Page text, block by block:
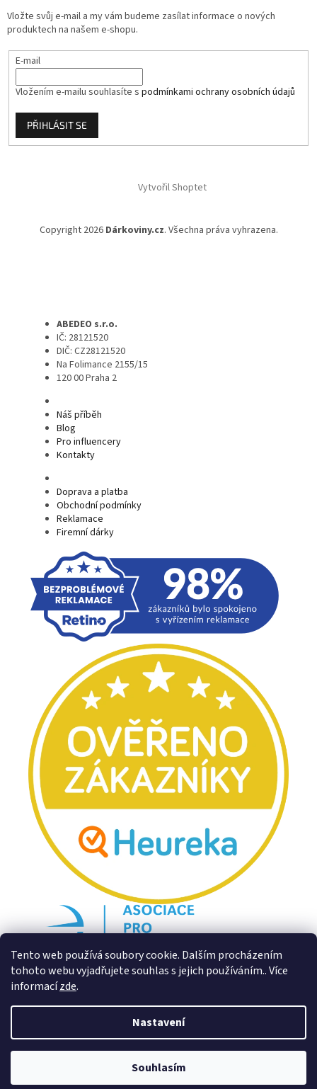
Tento web používá soubory cookie. Dalším procházením
tohoto webu vyjadřujete souhlas s jejich používáním.. Více
informacízde.
Nastavení
Souhlasím
Vložte svůj e-mail a my vám budeme zasílat informace o nových
produktech na našem e-shopu.
E-mail
Vložením e-mailu souhlasíte s podmínkami ochrany osobních údajů
PŘIHLÁSIT SE
Vytvořil Shoptet
Copyright 2026 Dárkoviny.cz. Všechna práva vyhrazena.
ABEDEO s.r.o.
IČ: 28121520
DIČ: CZ28121520
Na Folimance 2155/15
120 00 Praha 2
Náš příběh
Blog
Pro influencery
Kontakty
Doprava a platba
Obchodní podmínky
Reklamace
Firemní dárky